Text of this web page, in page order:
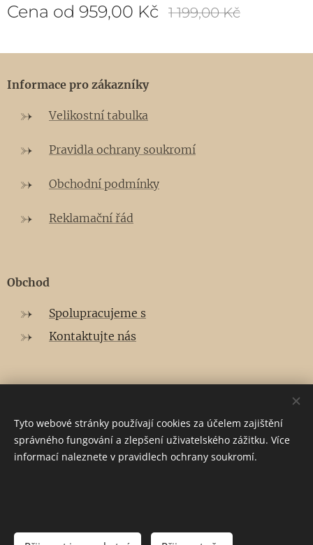
Cena od 959,00 Kč 1 199,00Kč
Informace pro zákazníky
Velikostní tabulka
Pravidla ochrany soukromí
Obchodní podmínky
Reklamační řád
Obchod
Spolupracujeme s
Kontaktujte nás
+420 725385024
Cookies
Tyto webové stránky používají cookies za účelem zajištění
správného fungování a zlepšení uživatelského zážitku. Více
informací naleznete v pravidlech ochrany soukromí.